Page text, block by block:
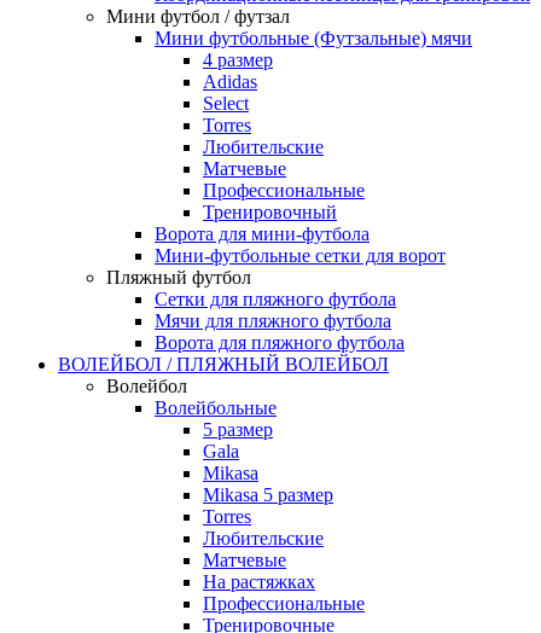
Мини футбол / футзал
Мини футбольные (Футзальные) мячи
4 размер
Adidas
Select
Torres
Любительские
Матчевые
Профессиональные
Тренировочный
Ворота для мини-футбола
Мини-футбольные сетки для ворот
Пляжный футбол
Сетки для пляжного футбола
Мячи для пляжного футбола
Ворота для пляжного футбола
ВОЛЕЙБОЛ / ПЛЯЖНЫЙ ВОЛЕЙБОЛ
Волейбол
Волейбольные
5 размер
Gala
Mikasa
Mikasa 5 размер
Torres
Любительские
Матчевые
На растяжках
Профессиональные
Тренировочные